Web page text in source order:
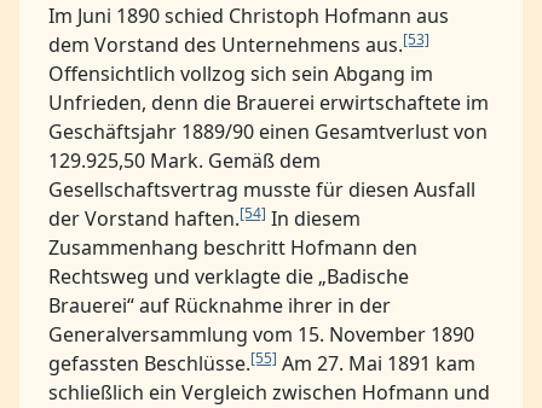
Im Juni 1890 schied Christoph Hofmann aus
dem Vorstand des Unternehmens aus.[53]
Offensichtlich vollzog sich sein Abgang im
Unfrieden, denn die Brauerei erwirtschaftete im
Geschäftsjahr 1889/90 einen Gesamtverlust von
129.925,50 Mark. Gemäß dem
Gesellschaftsvertrag musste für diesen Ausfall
der Vorstand haften.[54] In diesem
Zusammenhang beschritt Hofmann den
Rechtsweg und verklagte die „Badische
Brauerei“ auf Rücknahme ihrer in der
Generalversammlung vom 15. November 1890
gefassten Beschlüsse.[55] Am 27. Mai 1891 kam
schließlich ein Vergleich zwischen Hofmann und